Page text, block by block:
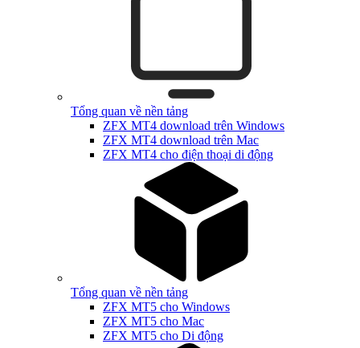
Tổng quan về nền tảng
ZFX MT4 download trên Windows
ZFX MT4 download trên Mac
ZFX MT4 cho điện thoại di động
Tổng quan về nền tảng
ZFX MT5 cho Windows
ZFX MT5 cho Mac
ZFX MT5 cho Di động